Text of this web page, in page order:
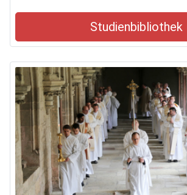
Studienbibliothek